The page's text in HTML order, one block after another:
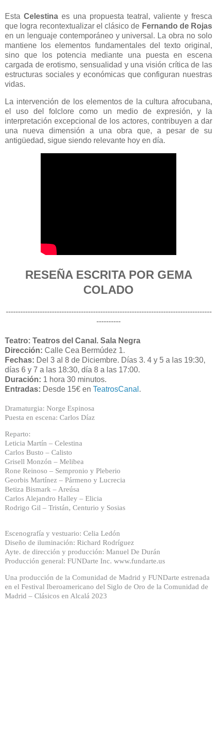
Esta Celestinaes una propuesta teatral, valiente y fresca
que logra recontextualizar el clásico de Fernando de Rojas
en un lenguaje contemporáneo y universal. La obra no solo
mantiene los elementos fundamentales del texto original,
sino que los potencia mediante una puesta en escena
cargada de erotismo, sensualidad y una visión crítica de las
estructuras sociales y económicas que configuran nuestras
vidas.
La intervención de los elementos de la cultura afrocubana,
el uso del folclore como un medio de expresión, y la
interpretación excepcional de los actores, contribuyen a dar
una nueva dimensión a una obra que, a pesar de su
antigüedad, sigue siendo relevante hoy en día.
RESEÑA ESCRITA POR GEMA
COLADO
-------------------------------------------------------------------------------------
----------
Teatro: Teatros del Canal. Sala Negra
Dirección: Calle Cea Bermúdez 1.
Fechas: Del 3 al 8 de Diciembre. Días 3. 4 y 5 a las 19:30,
días 6 y 7 a las 18:30, día 8 a las 17:00.
Duración: 1 hora 30 minutos.
Entradas: Desde 15€ en TeatrosCanal .
Dramaturgia: Norge Espinosa
Puesta en escena: Carlos Díaz
Reparto:
Leticia Martín – Celestina
Carlos Busto – Calisto
Grisell Monzón – Melibea
Rone Reinoso – Sempronio y Pleberio
Georbis Martínez – Pármeno y Lucrecia
Betiza Bismark – Areúsa
Carlos Alejandro Halley – Elicia
Rodrigo Gil – Tristán, Centurio y Sosias
Escenografía y vestuario: Celia Ledón
Diseño de iluminación: Richard Rodríguez
Ayte. de dirección y producción: Manuel De Durán
Producción general: FUNDarte Inc. www.fundarte.us
Una producción de la Comunidad de Madrid y FUNDarte estrenada
en el Festival Iberoamericano del Siglo de Oro de la Comunidad de
Madrid – Clásicos en Alcalá 2023